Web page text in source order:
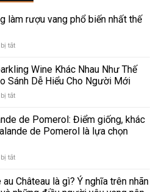
làm rượu vang phổ biến nhất thế
tắtở
giống
nho
trắng
làm
vang
phổ
thế
Wine Khác Nhau Như Thế
Sánh Dễ Hiểu Cho Người Mới
tắtở
Sparkling
Wine
Nhau
Thế
Nào?
de Pomerol: Điểm giống, khác
de Pomerol là lựa chọn
tắtở
và
Lalande
Château là gì? Ý nghĩa trên nhãn